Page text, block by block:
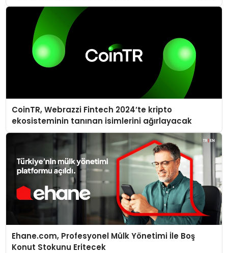
CoinTR, Webrazzi Fintech 2024’te kripto
ekosisteminin tanınan isimlerini ağırlayacak
Ehane.com, Profesyonel Mülk Yönetimi İle Boş
Konut Stokunu Eritecek